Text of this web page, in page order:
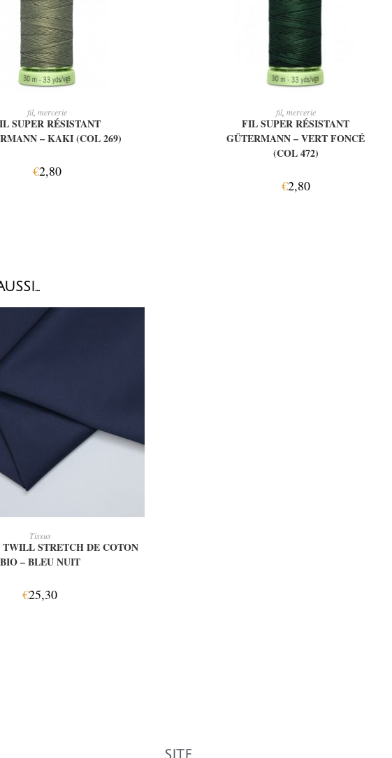
AJOUTER AU PANIER
fil, mercerie
SUPER RÉSISTANT
– KAKI (COL 269)
€2,80
AJOUTER AU PANIER
fil, mercerie
FIL SUPER RÉSISTANT
GÜTERMANN – VERT FONCÉ
(COL 472)
€2,80
Tissus
STRETCH DE COTON
BIO – BLEU NUIT
€25,30